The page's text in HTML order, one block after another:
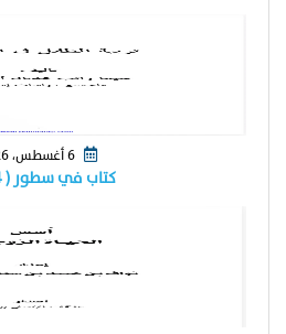
كتاب في سطور ( ٢٧٤) …